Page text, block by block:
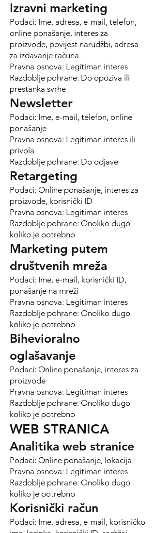
Izravni marketing
Podaci: Ime, adresa, e-mail, telefon,
online ponašanje, interes za
proizvode, povijest narudžbi, adresa
za izdavanje računa
Pravna osnova: Legitiman interes
Razdoblje pohrane: Do opoziva ili
prestanka svrhe
Newsletter
Podaci: Ime, e-mail, telefon, online
ponašanje
Pravna osnova: Legitiman interes ili
privola
Razdoblje pohrane: Do odjave
Retargeting
Podaci: Online ponašanje, interes za
proizvode, korisnički ID
Pravna osnova: Legitiman interes
Razdoblje pohrane: Onoliko dugo
koliko je potrebno
Marketing putem
društvenih mreža
Podaci: Ime, e-mail, korisnički ID,
ponašanje na mreži
Pravna osnova: Legitiman interes
Razdoblje pohrane: Onoliko dugo
koliko je potrebno
Bihevioralno
oglašavanje
Podaci: Online ponašanje, interes za
proizvode
Pravna osnova: Legitiman interes
Razdoblje pohrane: Onoliko dugo
koliko je potrebno
WEB STRANICA
Analitika web stranice
Podaci: Online ponašanje, lokacija
Pravna osnova: Legitiman interes
Razdoblje pohrane: Onoliko dugo
koliko je potrebno
Korisnički račun
Podaci: Ime, adresa, e-mail, korisničko